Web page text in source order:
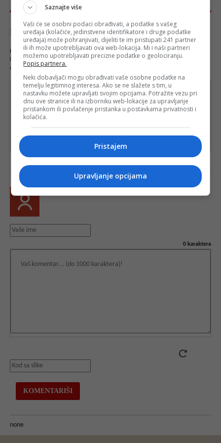
Komentari - Ukupno 0
NAPOMENA - Portal Depo.ba zadržava pravo da obriše neprimjereni dio ili cijeli
komentar bez najave i objašnjenja. Mišljenja iznešena u komentarima nisu stavovi
redakcije web portala Depo.ba!
0 karaktera
none
Saznajte više
Vaši će se osobni podaci obrađivati, a podatke s vašeg
uređaja (kolačiće, jedinstvene identifikatore i druge podatke
uređaja) može pohranjivati, dijeliti te im pristupati 241 partner
ili ih može upotrebljavati ova web-lokacija. Mi i naši partneri
možemo upotrebljavati precizne podatke o geolociranju.
Popis partnera.
Neki dobavljači mogu obrađivati vaše osobne podatke na
temelju legitimnog interesa. Ako se ne slažete s tim, u
nastavku možete upravljati svojim opcijama. Potražite vezu pri
dnu ove stranice ili na izborniku web-lokacije za upravljanje
pristankom ili povlačenje pristanka u postavkama privatnosti i
kolačića.
Pristajem
Upravljanje opcijama